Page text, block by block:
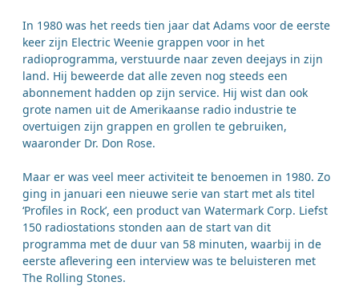
In 1980 was het reeds tien jaar dat Adams voor de eerste
keer zijn Electric Weenie grappen voor in het
radioprogramma, verstuurde naar zeven deejays in zijn
land. Hij beweerde dat alle zeven nog steeds een
abonnement hadden op zijn service. Hij wist dan ook
grote namen uit de Amerikaanse radio industrie te
overtuigen zijn grappen en grollen te gebruiken,
waaronder Dr. Don Rose.
Maar er was veel meer activiteit te benoemen in 1980. Zo
ging in januari een nieuwe serie van start met als titel
‘Profiles in Rock’, een product van Watermark Corp. Liefst
150 radiostations stonden aan de start van dit
programma met de duur van 58 minuten, waarbij in de
eerste aflevering een interview was te beluisteren met
The Rolling Stones.